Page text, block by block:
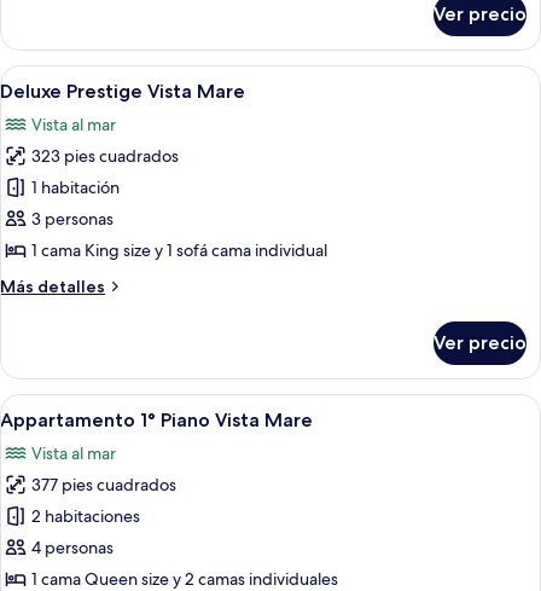
jardín,
frente
al
mar
estándar,
habitaciones,
al
jardín,
frente
al
mar
Ver precio
Abrir
todas
las
fotos
de
Deluxe
Prestige
Mare
Un dormitorio ordenado con cama,
5
Deluxe Prestige Vista Mare
Vista al mar
323 pies cuadrados
1 habitación
3 personas
1 cama King size y 1 sofá cama individual
Más detalles
Más
Prestige
Vista
Mare
Ver precio
Abrir
todas
las
fotos
de
Appartamento
1°
Un balcón con una mesa dispuesta
7
Appartamento 1° Piano Vista Mare
Vista al mar
377 pies cuadrados
2 habitaciones
4 personas
1 cama Queen size y 2 camas individuales